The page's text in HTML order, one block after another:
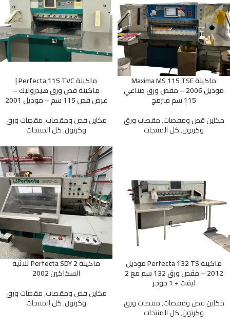
ماكينة Maxima MS 115 TSE
موديل 2006 – مقص ورق صناعي
115 سم مبرمج
مكاين قص ومقصات,مقصات ورق
وكرتون,كل المنتجات
ماكينة Perfecta 115 TVC |
ماكينة قص ورق هيدروليك –
عرض قص 115 سم – موديل 2001
مكاين قص ومقصات,مقصات ورق
وكرتون,كل المنتجات
ماكينة Perfecta 132 TS موديل
2012 – مقص ورق 132 سم مع 2
ليفت + 1 جوجر
مكاين قص ومقصات,مقصات ورق
وكرتون,كل المنتجات
ماكينة Perfecta SDY 2 ثلاثية
السكاكين 2002
مكاين قص ومقصات,مقصات ورق
وكرتون,كل المنتجات